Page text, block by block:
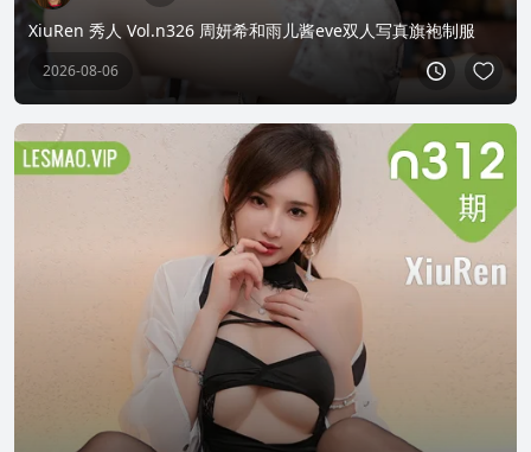
XiuRen 秀人 Vol.n326 周妍希和雨儿酱eve双人写真旗袍制服
2026-08-06